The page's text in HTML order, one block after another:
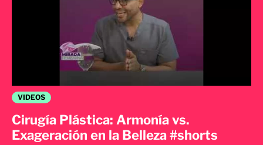
VIDEOS
Cirugía Plástica: Armonía vs.
Exageración en la Belleza #shorts